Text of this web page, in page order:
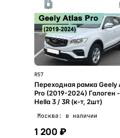
R57
Переходная рамка Geely
Pro (2019-2024) Галоген -
Hella 3 / 3R (к-т, 2шт)
Москва: в наличии
1 200 ₽